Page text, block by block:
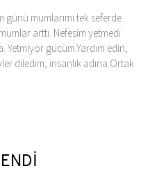
mumlarımı tek seferde
arttı. Nefesim yetmedi
gücüm.Yardım edin,
diledim, insanlık adına.Ortak